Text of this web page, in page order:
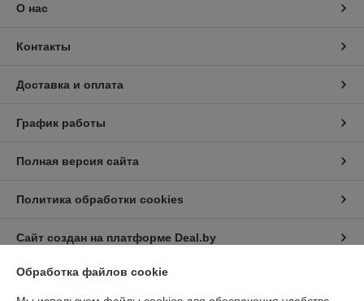
О нас
Контакты
Доставка и оплата
График работы
Полная версия сайта
Политика обработки cookies
Сайт создан на платформе Deal.by
Обработка файлов cookie